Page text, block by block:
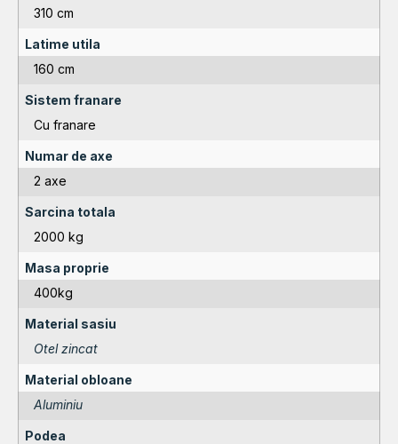
310 cm
Latime utila
160 cm
Sistem franare
Cu franare
Numar de axe
2 axe
Sarcina totala
2000 kg
Masa proprie
400kg
Material sasiu
Otel zincat
Material obloane
Aluminiu
Podea